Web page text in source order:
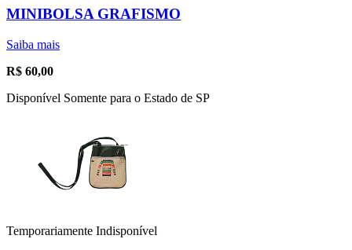
MINIBOLSA GRAFISMO
Saiba mais
R$ 60,00
Disponível Somente para o Estado de SP
Temporariamente Indisponível